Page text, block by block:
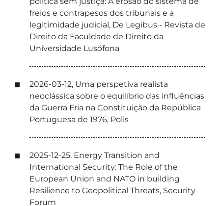
freios e contrapesos dos tribunais e a
legitimidade judicial, De Legibus - Revista de
Direito da Faculdade de Direito da
Universidade Lusófona
2026-03-12, Uma perspetiva realista
neoclássica sobre o equilíbrio das influências
da Guerra Fria na Constituição da República
Portuguesa de 1976, Polis
2025-12-25, Energy Transition and
International Security: The Role of the
European Union and NATO in building
Resilience to Geopolitical Threats, Security
Forum